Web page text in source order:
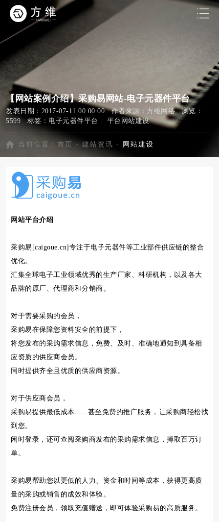
【网站案例介绍】采购易网站-电子元器件平台
发表日期：2017-07-11 00:00:00 作者来源：方维网络 浏览：
5599 标签： 电子元器件平台 平台网站建设
当前位置： 首页 - 建站资讯 - 网站建设
网站平台介绍
采购易[caigoue.cn]专注于电子元器件等工业部件供应链的整合
优化。
汇集全球电子工业领域优秀的生产厂家、科研机构，以及各大
品牌的原厂、代理商和分销商。
对于需要采购的会员，
采购易在保障您资料安全的前提下，
将您发布的采购需求信息，免费、及时、准确地通知到具备相
应资质的供应商会员。
同时提供齐全且优质的供应商资源。
对于供应商会员，
采购易提供最低成本......甚至免费的推广服务，让采购商轻松找
到您。
闲时登录，还可查阅采购商发布的采购需求信息，搏取百万订
单。
采购易帮助您以更低的人力、资金和时间等成本，获得更高质
量的采购或销售的成效和体验。
免费注册会员，领取充值赠送，即可体验采购易的高质服务。